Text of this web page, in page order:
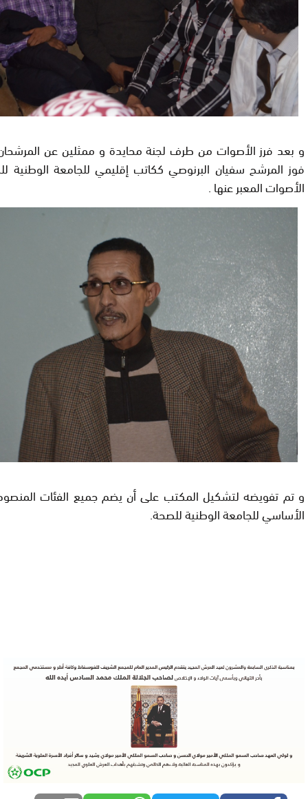
و بعد فرز الأصوات من طرف لجنة محايدة و ممثلين عن
فوز المرشح سفيان البرنوصي ككاتب إقليمي للجامعة الوطنية
الأصوات المعبر عنها .
و تم تفويضه لتشكيل المكتب على أن يضم جميع الفئات
الأساسي للجامعة الوطنية للصحة.